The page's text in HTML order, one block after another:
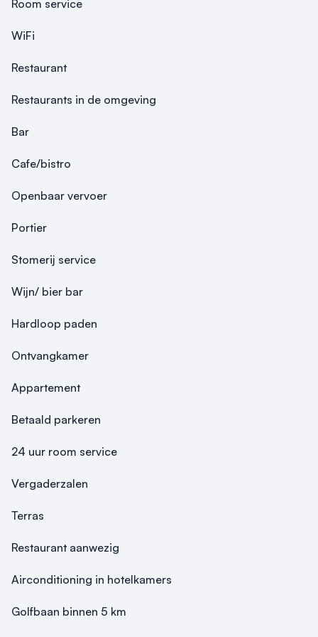
X.
wordt omringd door historie, de Roomse Latijnse
school, resten van het Jezuïtenklooster en de Onze
vergaderruimtes, zelfs met een prachtig aangrenzend
Room service
WiFi
Restaurant
Restaurants in de omgeving
Bar
Cafe/bistro
Openbaar vervoer
Portier
Stomerij service
Wijn/ bier bar
Hardloop paden
Ontvangkamer
Appartement
Betaald parkeren
24 uur room service
Vergaderzalen
Terras
Restaurant aanwezig
Airconditioning in hotelkamers
Golfbaan binnen 5 km